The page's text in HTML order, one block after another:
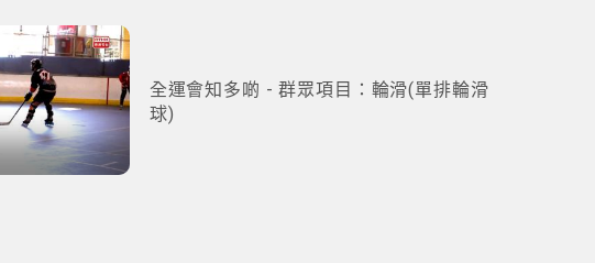
全運會知多啲 - 群眾項目：輪滑(單排輪滑
球)